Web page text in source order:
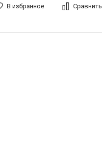
В избранное Сравнить